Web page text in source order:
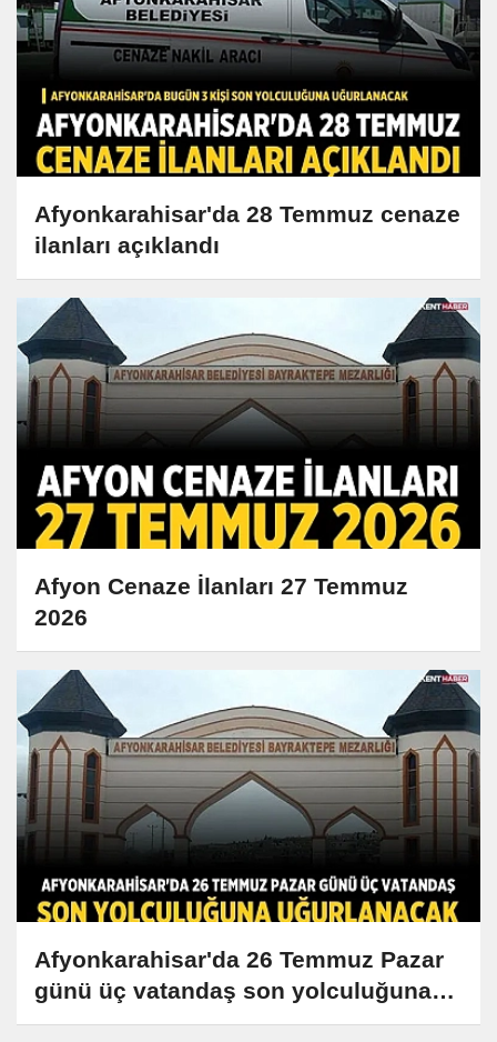
Afyonkarahisar'da 28 Temmuz cenaze
ilanları açıklandı
Afyon Cenaze İlanları 27 Temmuz
2026
Afyonkarahisar'da 26 Temmuz Pazar
günü üç vatandaş son yolculuğuna
uğurlanacak